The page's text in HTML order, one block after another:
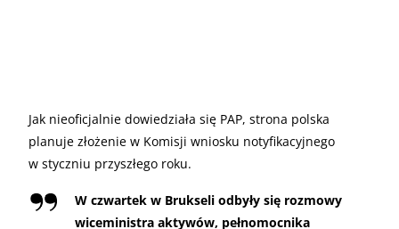
Jak nieoficjalnie dowiedziała się PAP, strona polska
planuje złożenie w Komisji wniosku notyfikacyjnego
w styczniu przyszłego roku.
W czwartek w Brukseli odbyły się rozmowy
wiceministra aktywów, pełnomocnika